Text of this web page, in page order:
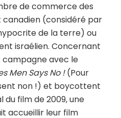
de commerce des
canadien (considéré par
de la terre) ou
israélien. Concernant
campagne avec le
Men Says No !(Pour
non !) et boycottent
film de 2009, une
accueillir leur film